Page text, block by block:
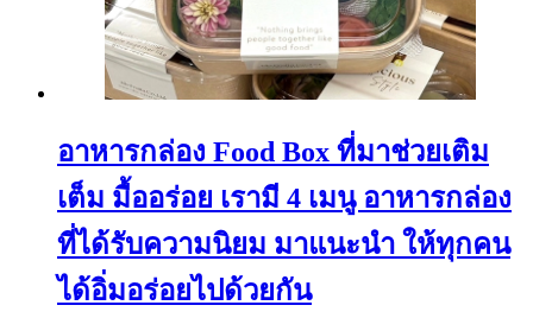
อาหารกล่อง Food Box ที่มาช่วยเติม
เต็ม มื้ออร่อย เรามี 4 เมนู อาหารกล่อง
ที่ได้รับความนิยม มาแนะนำ ให้ทุกคน
ได้อิ่มอร่อยไปด้วยกัน